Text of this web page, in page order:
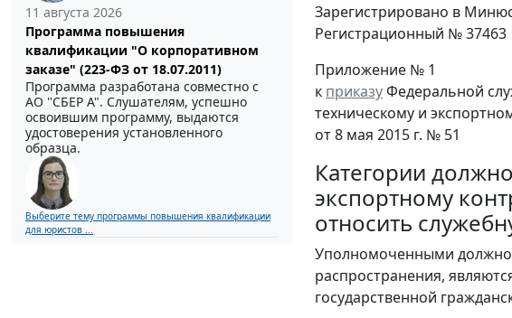
11 августа 2026
Программа повышения
квалификации "О корпоративном
заказе" (223-ФЗ от 18.07.2011)
Программа разработана совместно с
АО ''СБЕР А". Слушателям, успешно
освоившим программу, выдаются
удостоверения установленного
образца.
Выберите тему программы повышения квалификации
для юристов ...
Зарегистрировано в
Регистрационный № 37463
Приложение № 1
к приказуФедеральной
техническому и
от 8 мая 2015 г. № 51
Категории
экспортному
относить
Уполномоченными
распространения,
государственной